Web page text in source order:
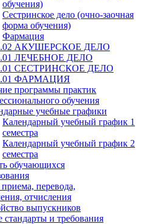
обучения)
Сестринское дело (очно-заочная
форма обучения)
Фармация
АКУШЕРСКОЕ ДЕЛО
ЛЕЧЕБНОЕ ДЕЛО
СЕСТРИНСКОЕ ДЕЛО
ФАРМАЦИЯ
программы практик
обучения
учебные графики
Календарный учебный график 1
семестра
Календарный учебный график 2
семестра
обучающихся
приема, перевода,
отчисления
выпускников
стандарты и требования